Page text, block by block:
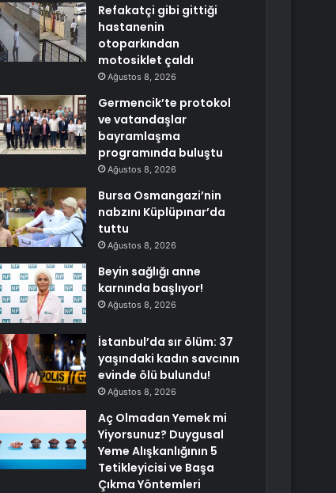
Refakatçi gibi gittiği
hastanenin
otoparkından
motosiklet çaldı
Ağustos 8, 2026
Germencik’te protokol
ve vatandaşlar
bayramlaşma
programında buluştu
Ağustos 8, 2026
Bursa Osmangazi’nin
nabzını Küplüpınar’da
tuttu
Ağustos 8, 2026
Beyin sağlığı anne
karnında başlıyor!
Ağustos 8, 2026
İstanbul’da sır ölüm: 37
yaşındaki kadın savcının
evinde ölü bulundu!
Ağustos 8, 2026
Aç Olmadan Yemek mi
Yiyorsunuz? Duygusal
Yeme Alışkanlığının 5
Tetikleyicisi ve Başa
Çıkma Yöntemleri